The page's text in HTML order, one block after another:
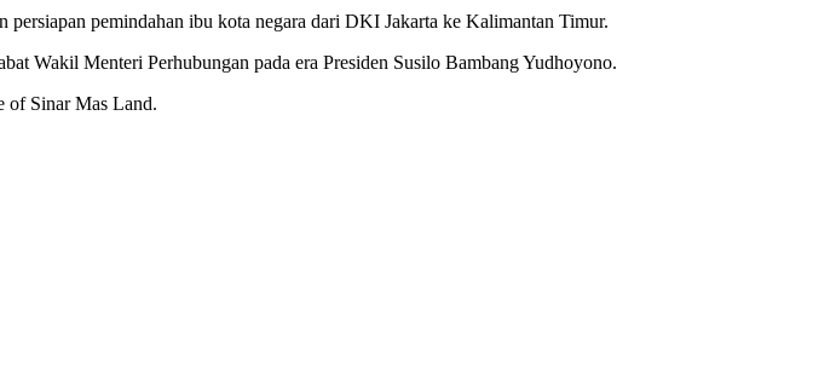
pemindahan ibu kota negara dari DKI Jakarta ke Kalimantan Timur.
Wakil Menteri Perhubungan pada era Presiden Susilo Bambang Yudhoyono.
of Sinar Mas Land.